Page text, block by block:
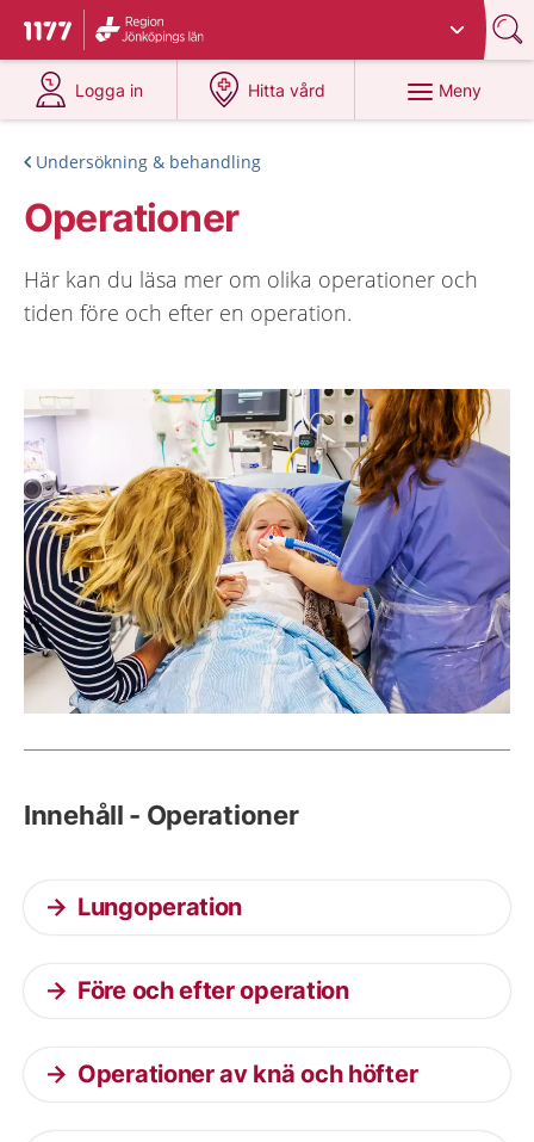
Till startsidan för 1177
Du har valt region
Logga in
på 1177.se
Hitta vård
på 1177.se
Meny
Undersökning & behandling
Operationer
Här kan du läsa mer om olika operationer och
tiden före och efter en operation.
Innehåll - Operationer
Lungoperation
Före och efter operation
Operationer av knä och höfter